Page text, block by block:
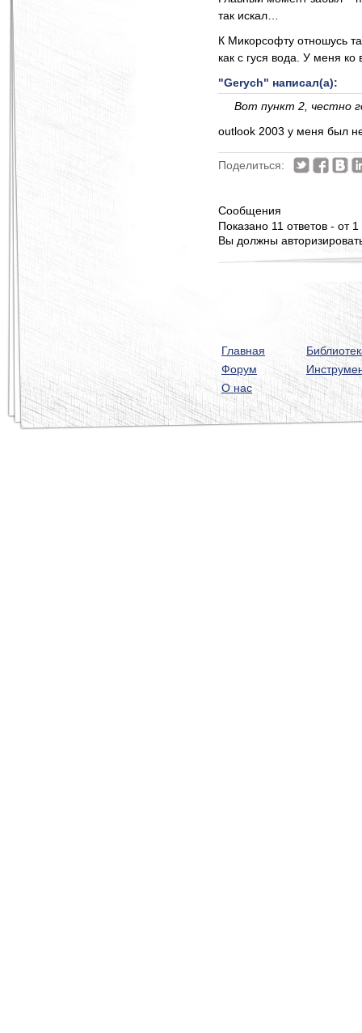
так искал…
К Микорсофту отношусь
как с гуся вода. У меня
"Gerych" написал(а):
Вот пункт 2, честно
outlook 2003 у меня был
Поделиться:
Сообщения
Показано 11 ответов - от
Вы должны
Главная
Форум
О нас